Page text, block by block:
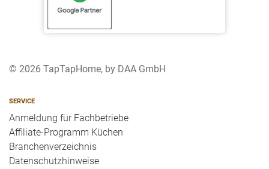
© 2026 TapTapHome, by DAA GmbH
SERVICE
Anmeldung für Fachbetriebe
Affiliate-Programm Küchen
Branchenverzeichnis
Datenschutzhinweise